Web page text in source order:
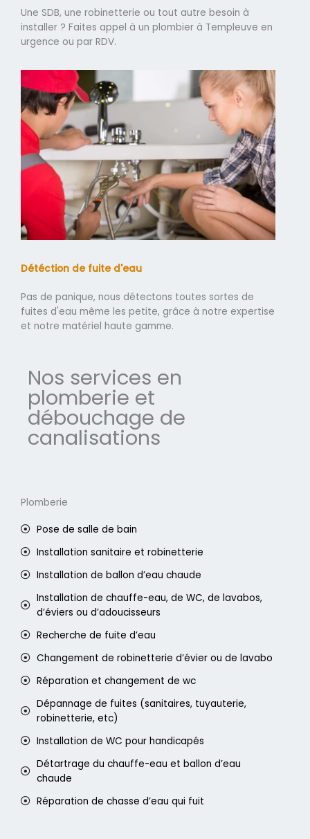
Une SDB, une robinetterie ou tout autre besoin à
installer ? Faites appel à un plombier à Templeuve en
urgence ou par RDV.
Détéction de fuite d'eau
Pas de panique, nous détectons toutes sortes de
fuites d'eau même les petite, grâce à notre expertise
et notre matériel haute gamme.
Nos services en
plomberie et
débouchage de
canalisations
Plomberie
Pose de salle de bain
Installation sanitaire et robinetterie
Installation de ballon d’eau chaude
Installation de chauffe-eau, de WC, de lavabos,
d’éviers ou d’adoucisseurs
Recherche de fuite d’eau
Changement de robinetterie d’évier ou de lavabo
Réparation et changement de wc
Dépannage de fuites (sanitaires, tuyauterie,
robinetterie, etc)
Installation de WC pour handicapés
Détartrage du chauffe-eau et ballon d’eau
chaude
Réparation de chasse d’eau qui fuit